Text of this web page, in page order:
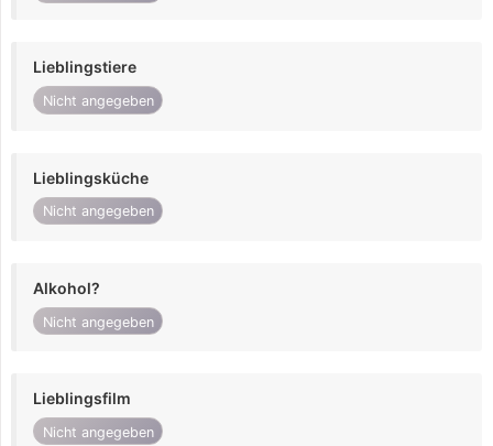
Lieblingstiere
Nicht angegeben
Lieblingsküche
Nicht angegeben
Alkohol?
Nicht angegeben
Lieblingsfilm
Nicht angegeben